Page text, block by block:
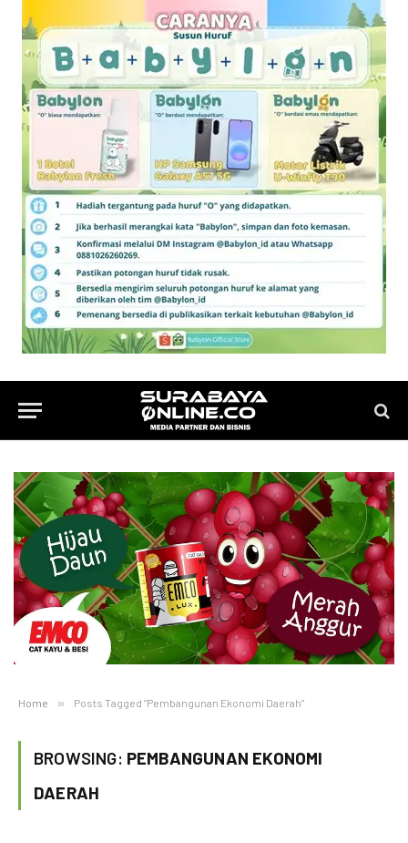
Home » Posts Tagged "Pembangunan Ekonomi Daerah"
BROWSING: PEMBANGUNAN EKONOMI
DAERAH